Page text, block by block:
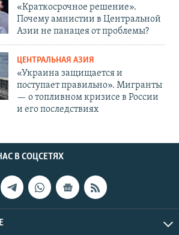
«Краткосрочное решение».
Почему амнистии в Центральной
Азии не панацея от проблемы?
ЦЕНТРАЛЬНАЯ АЗИЯ
«Украина защищается и
поступает правильно». Мигранты
— о топливном кризисе в России
и его последствиях
В СОЦСЕТЯХ